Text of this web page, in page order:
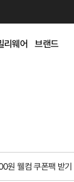
리웨어 브랜드
원 웰컴 쿠폰팩 받기